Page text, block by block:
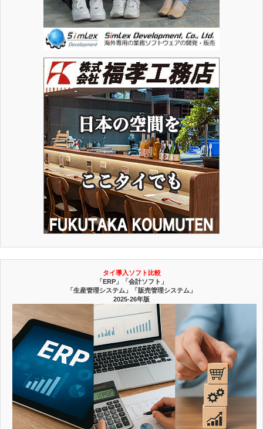
タイ導入ソフト比較
「ERP」「会計ソフト」
「生産管理システム」「販売管理システム」
2025-26年版